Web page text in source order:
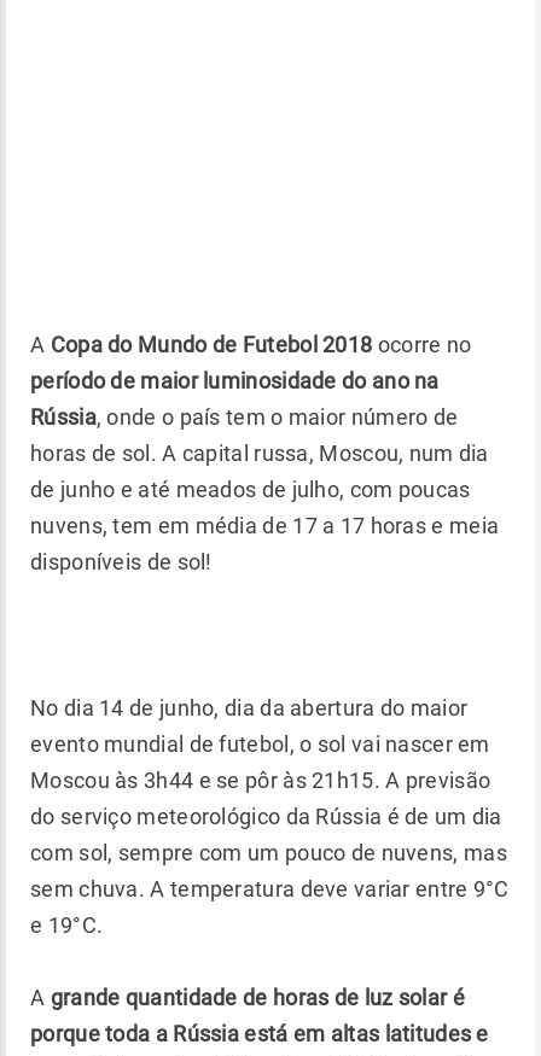
A Copa do Mundo de Futebol 2018 ocorre no
período de maior luminosidade do ano na
Rússia, onde o país tem o maior número de
horas de sol. A capital russa, Moscou, num dia
de junho e até meados de julho, com poucas
nuvens, tem em média de 17 a 17 horas e meia
disponíveis de sol!
No dia 14 de junho, dia da abertura do maior
evento mundial de futebol, o sol vai nascer em
Moscou às 3h44 e se pôr às 21h15. A previsão
do serviço meteorológico da Rússia é de um dia
com sol, sempre com um pouco de nuvens, mas
sem chuva. A temperatura deve variar entre 9°C
e 19°C.
A grande quantidade de horas de luz solar é
porque toda a Rússia está em altas latitudes e